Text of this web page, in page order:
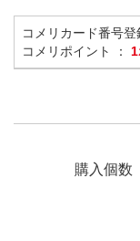
コメリカード番号
コメリポイント ：
購入個数